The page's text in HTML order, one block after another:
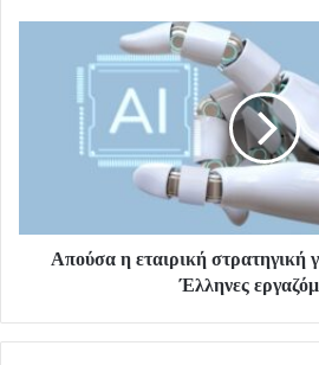
Απούσα η εταιρική στρατηγική
Έλληνες